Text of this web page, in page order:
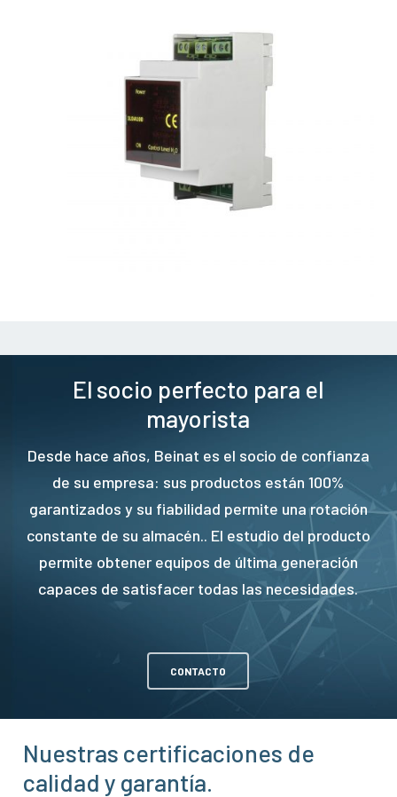
El socio perfecto para el
mayorista
Desde hace años, Beinat es el socio de confianza
de su empresa: sus productos están 100%
garantizados y su fiabilidad permite una rotación
constante de su almacén.. El estudio del producto
permite obtener equipos de última generación
capaces de satisfacer todas las necesidades.
CONTACTO
Nuestras certificaciones de
calidad y garantía.